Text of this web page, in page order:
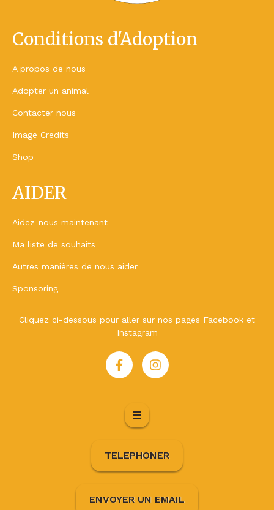
Conditions d'Adoption
A propos de nous
Adopter un animal
Contacter nous
Image Credits
Shop
AIDER
Aidez-nous maintenant
Ma liste de souhaits
Autres manières de nous aider
Sponsoring
Cliquez ci-dessous pour aller sur nos pages Facebook et
Instagram
TELEPHONER
ENVOYER UN EMAIL